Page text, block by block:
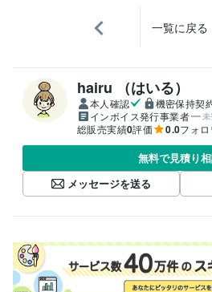
一覧に戻る
hairu （はいる）
本人確認 機密保持契
インボイス発行事業者
総販売実績0評価 0.0フォ
無料で見積り
メッセージを送る